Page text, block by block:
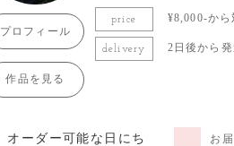
プロフィール
作品を見る
price ¥8,000-から
delivery 2日後から
オーダー可能な日にち お